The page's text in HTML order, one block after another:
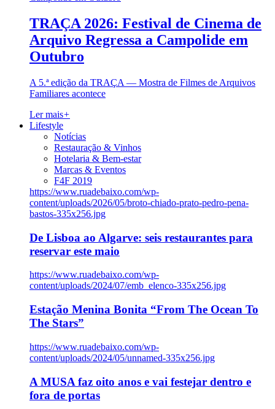
TRAÇA 2026: Festival de Cinema de
Arquivo Regressa a Campolide em
Outubro
A 5.ª edição da TRAÇA — Mostra de Filmes de Arquivos
Familiares acontece
Ler mais+
Lifestyle
Notícias
Restauração & Vinhos
Hotelaria & Bem-estar
Marcas & Eventos
F4F 2019
https://www.ruadebaixo.com/wp-
content/uploads/2026/05/broto-chiado-prato-pedro-pena-
bastos-335x256.jpg
De Lisboa ao Algarve: seis restaurantes para
reservar este maio
https://www.ruadebaixo.com/wp-
content/uploads/2024/07/emb_elenco-335x256.jpg
Estação Menina Bonita “From The Ocean To
The Stars”
https://www.ruadebaixo.com/wp-
content/uploads/2024/05/unnamed-335x256.jpg
A MUSA faz oito anos e vai festejar dentro e
fora de portas